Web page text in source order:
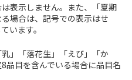
表示しません。また、「夏期
場合は、記号での表示はせ
います。
」「落花生」「えび」「か
品目を含んでいる場合に品目名